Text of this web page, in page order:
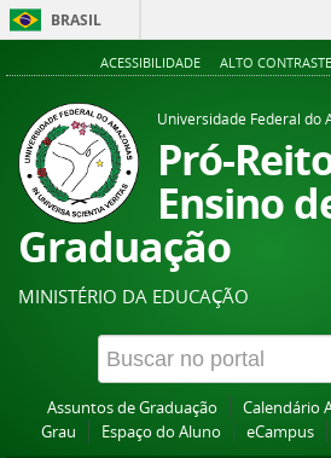
BRASIL
ACESSIBILIDADE ALTO CONTRASTE
Universidade Federal do
Pró-
Ensino
Graduação
MINISTÉRIO DA EDUCAÇÃO
Assuntos de Graduação Calendário
Grau
Espaço do Aluno eCampus